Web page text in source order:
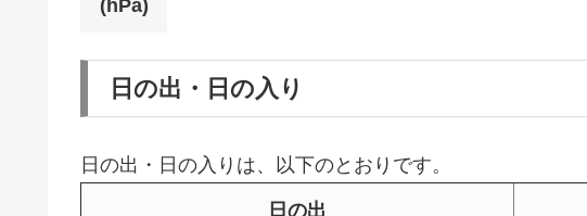
(hPa)
日の出・日の入り
日の出・日の入りは、以下のとおりです。
日の出